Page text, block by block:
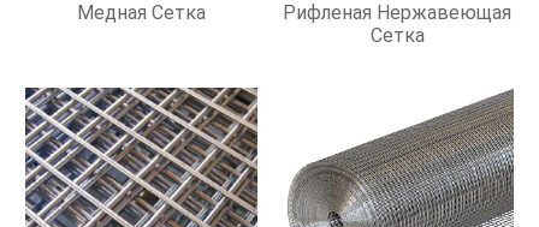
Медная Сетка
Рифленая Нержавеющая
Сетка